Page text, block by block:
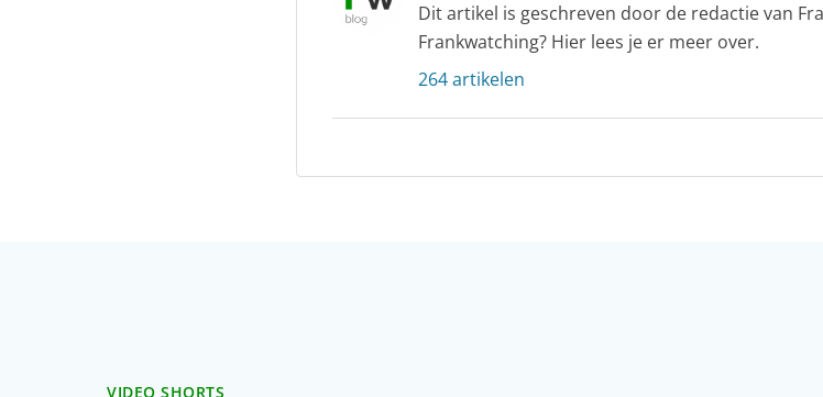
Dit artikel is geschreven door de redactie van
Frankwatching? Hier lees je er meer over.
264 artikelen
VIDEO SHORTS